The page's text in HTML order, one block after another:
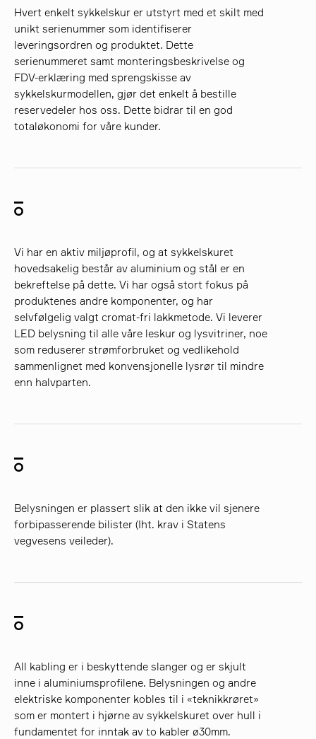
Hvert enkelt sykkelskur er utstyrt med et skilt med
unikt serienummer som identifiserer
leveringsordren og produktet. Dette
serienummeret samt monteringsbeskrivelse og
FDV-erklæring med sprengskisse av
sykkelskurmodellen, gjør det enkelt å bestille
reservedeler hos oss. Dette bidrar til en god
totaløkonomi for våre kunder.
Vi har en aktiv miljøprofil, og at sykkelskuret
hovedsakelig består av aluminium og stål er en
bekreftelse på dette. Vi har også stort fokus på
produktenes andre komponenter, og har
selvfølgelig valgt cromat-fri lakkmetode. Vi leverer
LED belysning til alle våre leskur og lysvitriner, noe
som reduserer strømforbruket og vedlikehold
sammenlignet med konvensjonelle lysrør til mindre
enn halvparten.
Belysningen er plassert slik at den ikke vil sjenere
forbipasserende bilister (Iht. krav i Statens
vegvesens veileder).
All kabling er i beskyttende slanger og er skjult
inne i aluminiumsprofilene. Belysningen og andre
elektriske komponenter kobles til i «teknikkrøret»
som er montert i hjørne av sykkelskuret over hull i
fundamentet for inntak av to kabler ø30mm.